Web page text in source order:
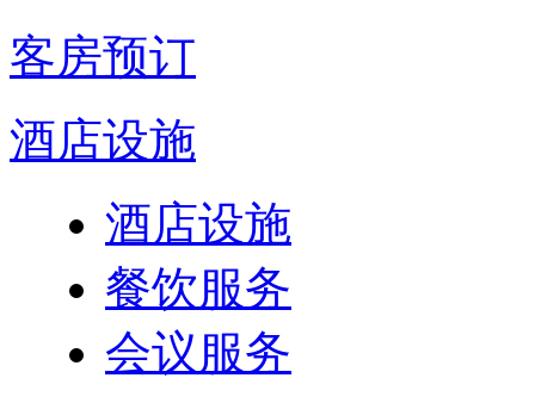
客房预订
酒店设施
酒店设施
餐饮服务
会议服务